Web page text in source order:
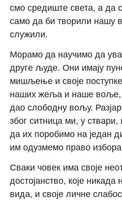
смо средиште света, а да
само да би творили нашу
служили.
Морамо да научимо да
друге људе. Они имају
мишљење и своје
наших жеља и наше воље,
дао слободну вољу.
због ситница ми, у
да их поробимо на један
им одузмемо право
Сваки човек има своје
достојанство, које никада
вида, и своје личне